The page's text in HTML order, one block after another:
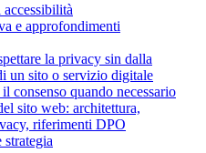
e approfondimenti
la privacy sin dalla
un sito o servizio digitale
consenso quando necessario
sito web: architettura,
riferimenti DPO